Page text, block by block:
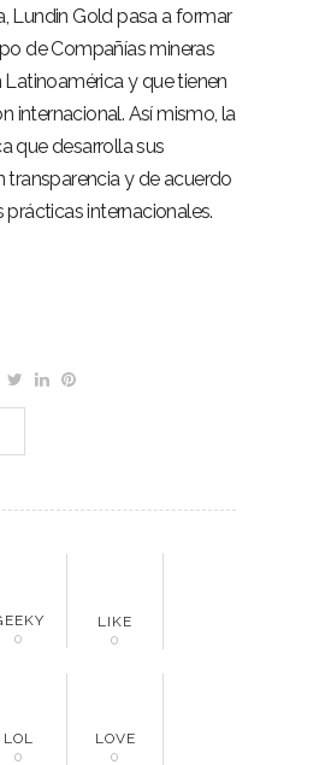
Lundin Gold pasa a formar
de Compañías mineras
Latinoamérica y que tienen
internacional. Así mismo, la
que desarrolla sus
transparencia y de acuerdo
prácticas internacionales.
0
LIKE
0
LOL
0
LOVE
0